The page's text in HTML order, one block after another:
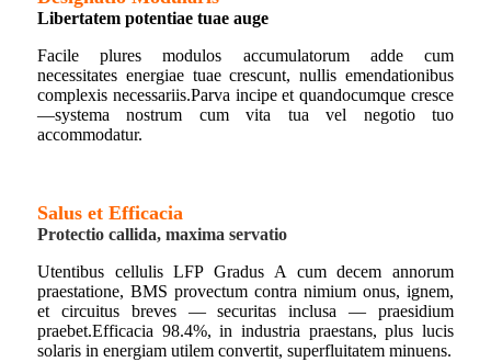
Libertatem potentiae tuae auge
Facile plures modulos accumulatorum adde cum
necessitates energiae tuae crescunt, nullis emendationibus
complexis necessariis.Parva incipe et quandocumque cresce
—systema nostrum cum vita tua vel negotio tuo
accommodatur.
Salus et Efficacia
Protectio callida, maxima servatio
Utentibus cellulis LFP Gradus A cum decem annorum
praestatione, BMS provectum contra nimium onus, ignem,
et circuitus breves — securitas inclusa — praesidium
praebet.Efficacia 98.4%, in industria praestans, plus lucis
solaris in energiam utilem convertit, superfluitatem minuens.